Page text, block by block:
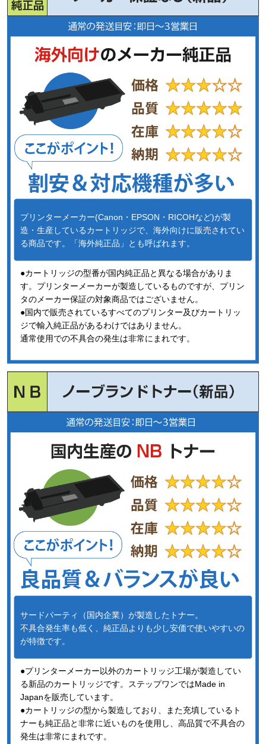
プリンターメーカー(Canon・EPSON・RICOHなど)が製
造・生産しているカートリッジで、海外向けに販売されてい
る商品です。「海外純正品」とも呼ばれます。
●カートリッジの型番が国内純正品と異なる場合がありま
す。プリンターメーカーが製造しているものですが、プリン
タのメーカー保証の対象商品ではございません。
●国内で販売されているすべてのプリンター及びカートリッ
ジで輸入純正品があるわけではありません。
通常使用での不具合の発生は非常にまれです。
サードパーティ（国内企業）が製造したトナー。
不具合発生率も低く、純正品よりも少し安価で使いやすいの
が特徴です。
●プリンターメーカー以外のカートリッジ工場が製造してい
る新品のカートリッジです。ステップワンではMade in
Japanを販売しています。
●カートリッジの型から製造しており、また充填しているト
ナーも純正品と非常に近いものを使用し、高品質で不具合の
発生は非常にまれです。